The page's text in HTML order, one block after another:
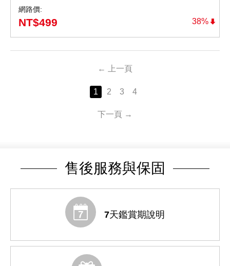
38%
網路價:
NT$499
上一頁
1 2 3 4
下一頁
售後服務與保固
7天鑑賞期說明